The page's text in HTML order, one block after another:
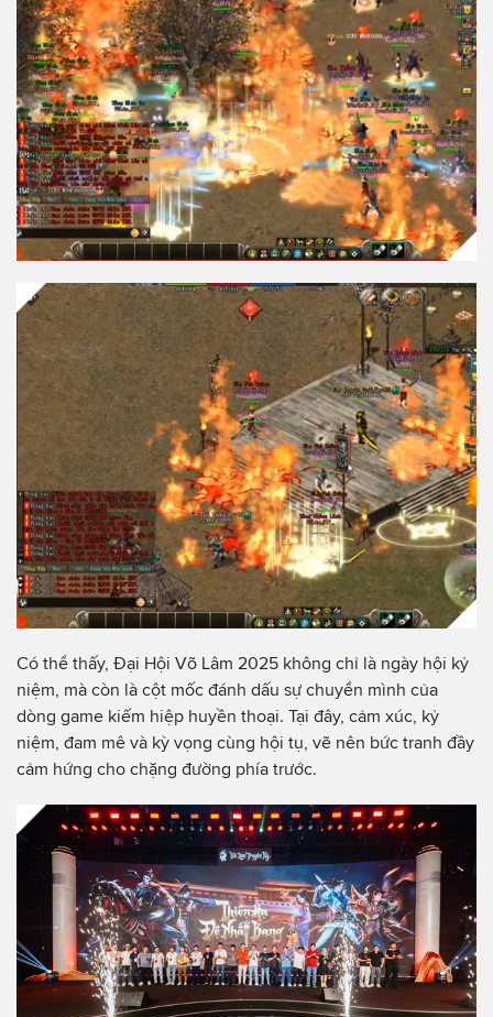
Có thể thấy, Đại Hội Võ Lâm 2025 không chỉ là ngày hội kỷ
niệm, mà còn là cột mốc đánh dấu sự chuyển mình của
dòng game kiếm hiệp huyền thoại. Tại đây, cảm xúc, kỷ
niệm, đam mê và kỳ vọng cùng hội tụ, vẽ nên bức tranh đầy
cảm hứng cho chặng đường phía trước.